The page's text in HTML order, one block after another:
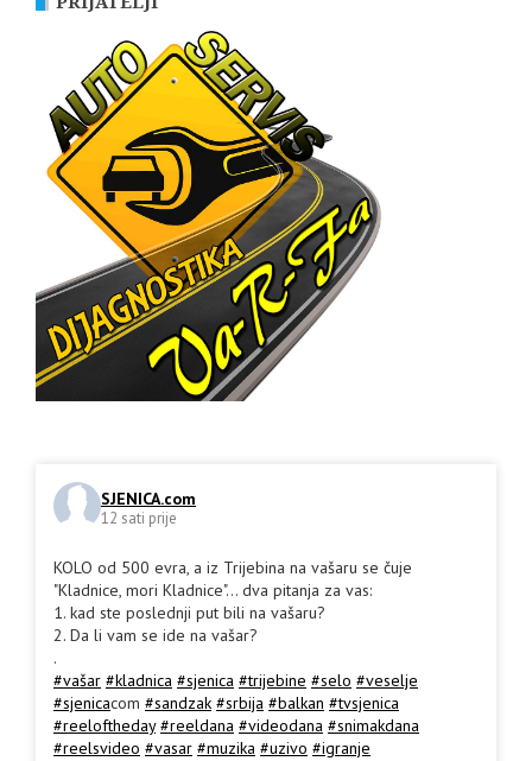
SJENICA.com
12 sati prije
KOLO od 500 evra, a iz Trijebina na vašaru se čuje
"Kladnice, mori Kladnice"... dva pitanja za vas:
1. kad ste poslednji put bili na vašaru?
2. Da li vam se ide na vašar?
.
#vašar #kladnica #sjenica #trijebine #selo #veselje
#sjenicacom #sandzak #srbija #balkan #tvsjenica
#reeloftheday #reeldana #videodana #snimakdana
#reelsvideo #vasar #muzika #uzivo #igranje